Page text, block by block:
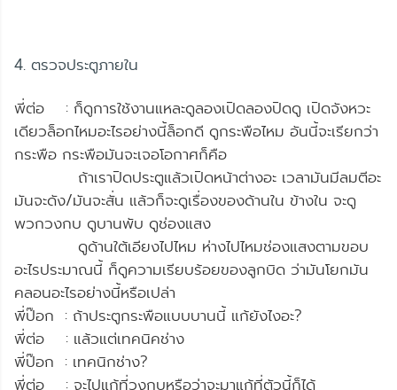
4. ตรวจประตูภายใน
พี่ต่อ : ก็ดูการใช้งานแหละดูลองเปิดลองปิดดู เปิดจังหวะ
เดียวล็อกไหมอะไรอย่างนี้ล็อกดี ดูกระพือไหม อันนี้จะเรียกว่า
กระพือ กระพือมันจะเจอโอกาศก็คือ
ถ้าเราปิดประตูแล้วเปิดหน้าต่างอะ เวลามันมีลมตีอะ
มันจะดัง/มันจะสั่น แล้วก็จะดูเรื่องของด้านใน ข้างใน จะดู
พวกวงกบ ดูบานพับ ดูช่องแสง
ดูด้านใต้เอียงไปไหม ห่างไปไหมช่องแสงตามขอบ
อะไรประมาณนี้ ก็ดูความเรียบร้อยของลูกบิด ว่ามันโยกมัน
คลอนอะไรอย่างนี้หรือเปล่า
พี่ป๊อก : ถ้าประตูกระพือแบบบานนี้ แก้ยังไงอะ?
พี่ต่อ : แล้วแต่เทคนิคช่าง
พี่ป๊อก : เทคนิกช่าง?
พี่ต่อ : จะไปแก้ที่วงกบหรือว่าจะมาแก้ที่ตัวนี้ก็ได้